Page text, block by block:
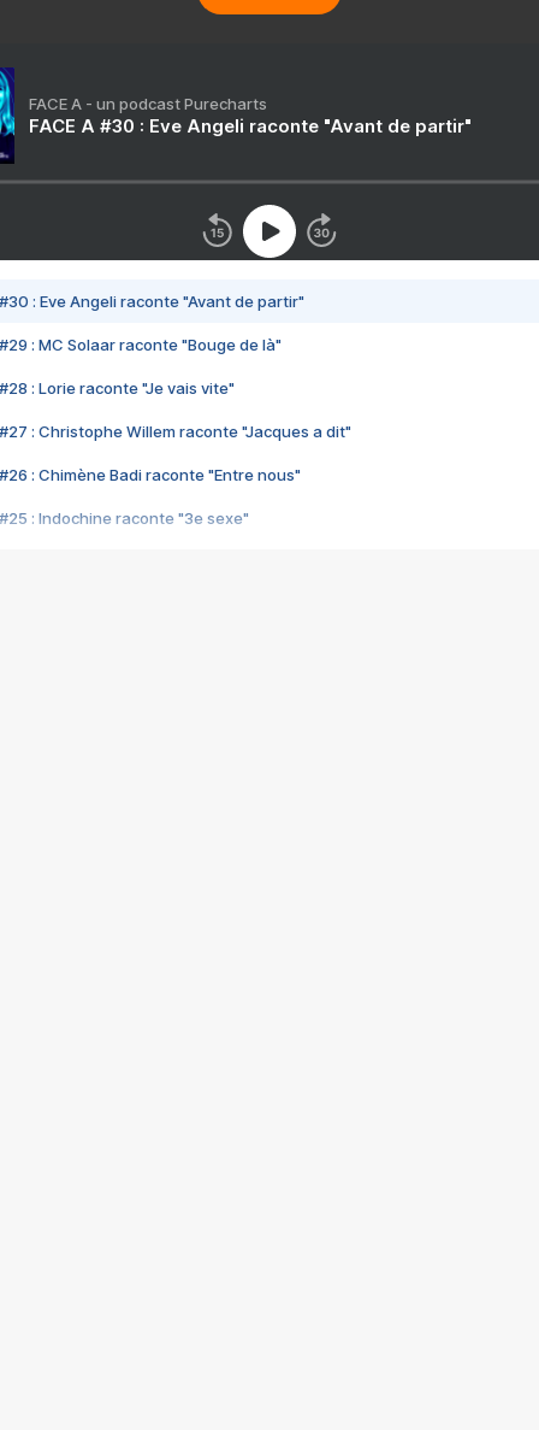
FACE A - un podcast Purecharts
FACE A #30 : Eve Angeli raconte "Avant de partir"
#30 : Eve Angeli raconte "Avant de partir"
#29 : MC Solaar raconte "Bouge de là"
#28 : Lorie raconte "Je vais vite"
#27 : Christophe Willem raconte "Jacques a dit"
#26 : Chimène Badi raconte "Entre nous"
#25 : Indochine raconte "3e sexe"